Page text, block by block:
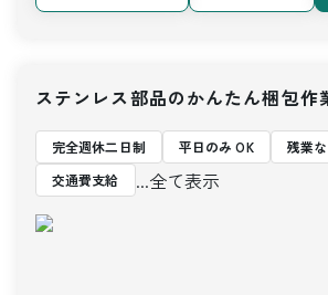
ステンレス部品のかんたん梱包作
完全週休二日制 平日のみ OK 残業
交通費支給
...全て表示